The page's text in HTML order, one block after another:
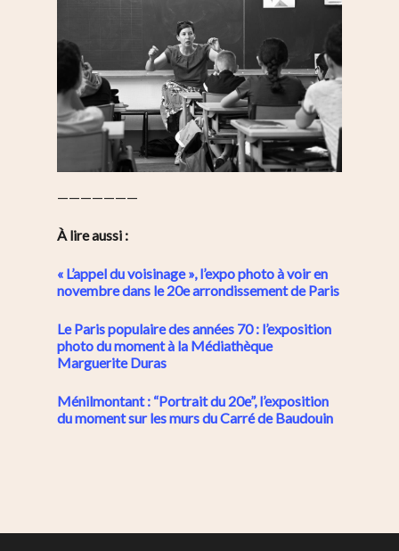
———————
À lire aussi :
« L’appel du voisinage », l’expo photo à voir en
novembre dans le 20e arrondissement de Paris
Le Paris populaire des années 70 : l’exposition
photo du moment à la Médiathèque
Marguerite Duras
Ménilmontant : “Portrait du 20e”, l’exposition
du moment sur les murs du Carré de Baudouin